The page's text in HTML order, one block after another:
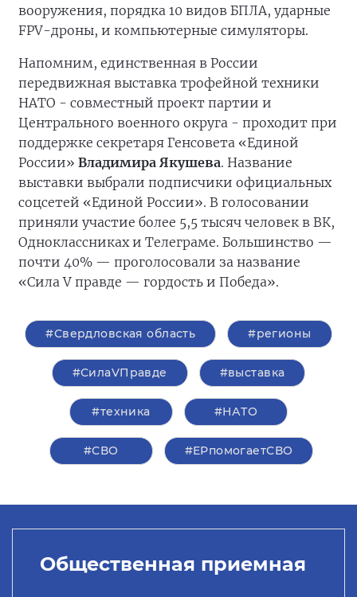
вооружения, порядка 10 видов БПЛА, ударные
FPV-дроны, и компьютерные симуляторы.
Напомним, единственная в России
передвижная выставка трофейной техники
НАТО - совместный проект партии и
Центрального военного округа - проходит при
поддержке секретаря Генсовета «Единой
России» Владимира Якушева. Название
выставки выбрали подписчики официальных
соцсетей «Единой России». В голосовании
приняли участие более 5,5 тысяч человек в ВК,
Одноклассниках и Телеграме. Большинство —
почти 40% — проголосовали за название
«Сила V правде — гордость и Победа».
#Свердловская область #регионы
#СилаVПравде #выставка
#техника #НАТО
#СВО #ЕРпомогаетСВО
Общественная приемная